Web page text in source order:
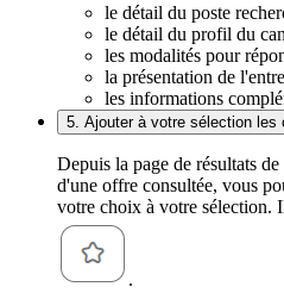
le détail du poste
le détail du profil du
les modalités pour
la présentation de
les informations
5. Ajouter à votre sélection les
Depuis la page de résultats
d'une offre consultée, vous
votre choix à votre sélection.
.